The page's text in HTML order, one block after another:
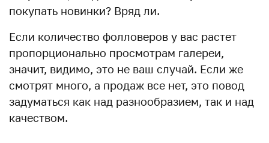
покупать новинки? Вряд ли.
Если количество фолловеров у вас растет
пропорционально просмотрам галереи,
значит, видимо, это не ваш случай. Если же
смотрят много, а продаж все нет, это повод
задуматься как над разнообразием, так и над
качеством.